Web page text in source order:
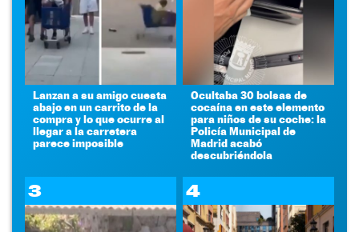
Lanzan a su amigo cuesta
abajo en un carrito de la
compra y lo que ocurre al
llegar a la carretera
parece imposible
Ocultaba 30 bolsas de
cocaína en este elemento
para niños de su coche: la
Policía Municipal de
Madrid acabó
descubriéndola
3 4